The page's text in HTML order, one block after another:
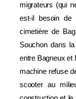
migrateurs (qui
est-il besoin
cimetière de
Souchon dans
entre Bagneux et
machine refuse
scooter au